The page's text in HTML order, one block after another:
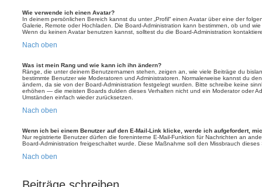
Wie verwende ich einen Avatar?
In deinem persönlichen Bereich kannst du unter „Profil“ einen Avatar über eine der
Galerie, Remote oder Hochladen. Die Board-Administration kann bestimmen, ob und
Wenn du keinen Avatar benutzen kannst, solltest du die Board-Administration
Nach oben
Was ist mein Rang und wie kann ich ihn ändern?
Ränge, die unter deinem Benutzernamen stehen, zeigen an, wie viele Beiträge du
bestimmte Benutzer wie Moderatoren und Administratoren. Normalerweise kannst du
ändern, da sie von der Board-Administration festgelegt wurden. Bitte schreibe keine
erhöhen — die meisten Boards dulden dieses Verhalten nicht und ein Moderator oder
Umständen einfach wieder zurücksetzen.
Nach oben
Wenn ich bei einem Benutzer auf den E-Mail-Link klicke, werde ich aufgefordert,
Nur registrierte Benutzer dürfen die foreninterne E-Mail-Funktion für Nachrichten an
Board-Administration freigeschaltet wurde. Diese Maßnahme soll den Missbrauch
Nach oben
Beiträge schreiben